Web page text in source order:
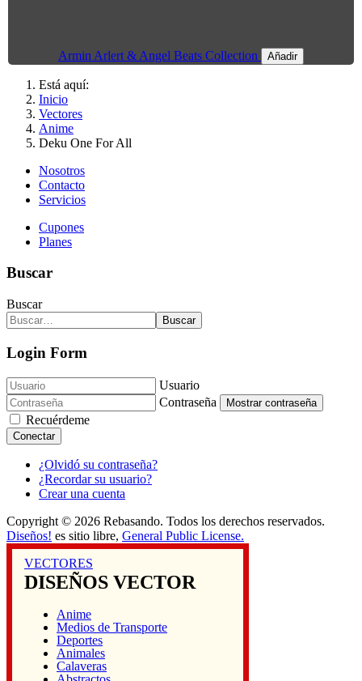
Armin Arlert & Angel Beats Collection Añadir
Está aquí:
Inicio
Vectores
Anime
Deku One For All
Nosotros
Contacto
Servicios
Cupones
Planes
Buscar
Buscar
Buscar
Login Form
Usuario
Contraseña
Mostrar contraseña
Recuérdeme
Conectar
¿Olvidó su contraseña?
¿Recordar su usuario?
Crear una cuenta
Copyright © 2026 Rebasando. Todos los derechos reservados.
Diseños! es sitio libre, General Public License.
VECTORES
DISEÑOS VECTOR
Anime
Medios de Transporte
Deportes
Animales
Calaveras